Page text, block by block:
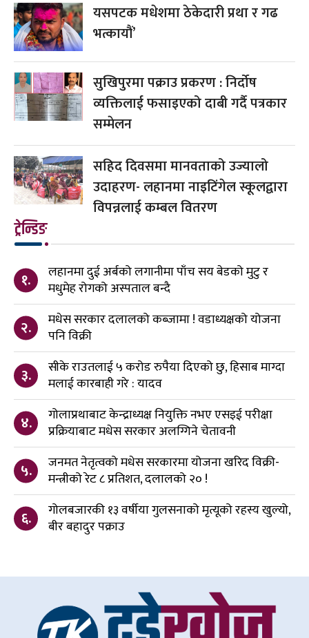
यसपटक मधेशमा ठेकेदारी प्रथा र गढ
भत्कायौं’
सुखिपुरमा पक्राउ प्रकरण : निर्दोष
व्यक्तिलाई फसाइएको दाबी गर्दै पत्रकार
सम्मेलन
सहिद दिवसमा मानवताको उज्यालो
उदाहरण- लहानमा नाइटिंगेल स्कूलद्वारा
विपन्नलाई कम्बल वितरण
ट्रेन्डिङ
१.
लहानमा दुई अर्बको लगानीमा पाँच सय बेडको मुटु र
मधुमेह रोगको अस्पताल बन्दै
२.
मधेस सरकार दलालको कब्जामा ! वडाध्यक्षको योजना
पनि विक्री
३.
सीके राउतलाई ५ करोड रुपैया दिएको छु, हिसाब माग्दा
मलाई कारबाही गरे : यादव
४.
गोलाप्रथाबाट केन्द्राध्यक्ष नियुक्ति नभए एसइई परीक्षा
प्रक्रियाबाट मधेस सरकार अलग्गिने चेतावनी
५.
जनमत नेतृत्वको मधेस सरकारमा योजना खरिद विक्री-
मन्त्रीको रेट ८ प्रतिशत, दलालको २० !
६.
गोलबजारकी १३ वर्षीया गुलसनाको मृत्यूको रहस्य खुल्यो,
बीर बहादुर पक्राउ